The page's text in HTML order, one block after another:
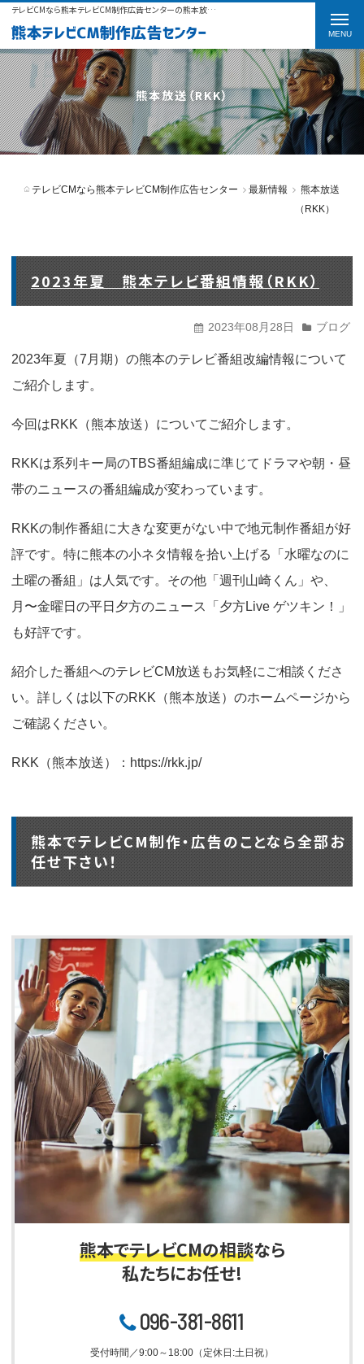
テレビCMなら熊本テレビCM制作広告センターの熊本放送（RKK）をご紹介
熊本放送（RKK）
テレビCMなら熊本テレビCM制作広告センター 最新情報
熊本放送
（RKK）
2023年夏 熊本テレビ番組情報（RKK）
2023年08月28日 ブログ
2023年夏（7月期）の熊本のテレビ番組改編情報について
ご紹介します。
今回はRKK（熊本放送）についてご紹介します。
RKKは系列キー局のTBS番組編成に準じてドラマや朝・昼
帯のニュースの番組編成が変わっています。
RKKの制作番組に大きな変更がない中で地元制作番組が好
評です。特に熊本の小ネタ情報を拾い上げる「水曜なのに
土曜の番組」は人気です。その他「週刊山崎くん」や、
月〜金曜日の平日夕方のニュース「夕方Live ゲツキン！」
も好評です。
紹介した番組へのテレビCM放送もお気軽にご相談くださ
い。詳しくは以下のRKK（熊本放送）のホームページから
ご確認ください。
RKK（熊本放送）： https://rkk.jp/
熊本でテレビCM制作・広告のことなら全部お
任せ下さい！
熊本でテレビCMの相談なら
私たちにお任せ!
096-381-8611
受付時間／9:00～18:00（定休日:土日祝）
t
o
g
g
l
e
g
a
t
i